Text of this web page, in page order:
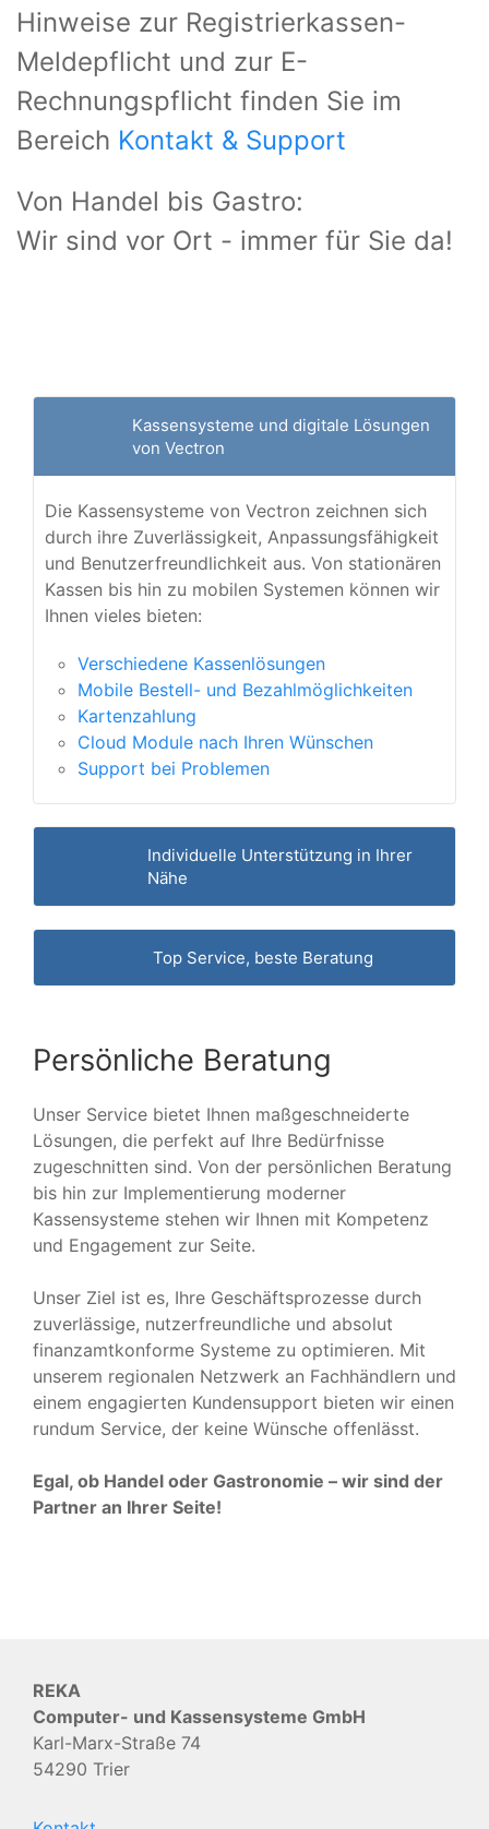
Hinweise zur Registrierkassen-
Meldepflicht und zur E-
Rechnungspflicht finden Sie im
Bereich Kontakt & Support
Von Handel bis Gastro:
Wir sind vor Ort - immer für Sie da!
Kassensysteme und digitale Lösungen
von Vectron
Die Kassensysteme von Vectron zeichnen sich
durch ihre Zuverlässigkeit, Anpassungsfähigkeit
und Benutzerfreundlichkeit aus. Von stationären
Kassen bis hin zu mobilen Systemen können wir
Ihnen vieles bieten:
Verschiedene Kassenlösungen
Mobile Bestell- und Bezahlmöglichkeiten
Kartenzahlung
Cloud Module nach Ihren Wünschen
Support bei Problemen
Individuelle Unterstützung in Ihrer
Nähe
Top Service, beste Beratung
Persönliche Beratung
Unser Service bietet Ihnen maßgeschneiderte
Lösungen, die perfekt auf Ihre Bedürfnisse
zugeschnitten sind. Von der persönlichen Beratung
bis hin zur Implementierung moderner
Kassensysteme stehen wir Ihnen mit Kompetenz
und Engagement zur Seite.
Unser Ziel ist es, Ihre Geschäftsprozesse durch
zuverlässige, nutzerfreundliche und absolut
finanzamtkonforme Systeme zu optimieren. Mit
unserem regionalen Netzwerk an Fachhändlern und
einem engagierten Kundensupport bieten wir einen
rundum Service, der keine Wünsche offenlässt.
Egal, ob Handel oder Gastronomie – wir sind der
Partner an Ihrer Seite!
REKA
Computer- und Kassensysteme GmbH
Karl-Marx-Straße 74
54290 Trier